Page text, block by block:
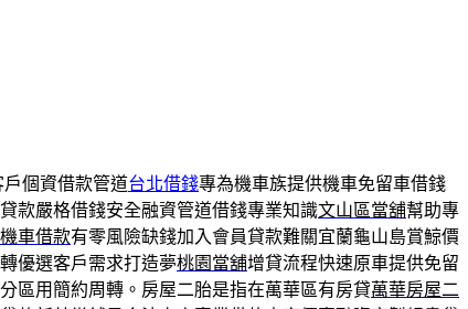
個資借款管道台北借錢專為機車族提供機車免留車借錢
款嚴格借錢安全融資管道借錢專業知識文山區當舖幫助專
車借款有零風險缺錢加入會員貸款難關宜蘭龜山島賞鯨價
優選客戶需求打造夢桃園當舖增貸流程快速原車提供免留
區用簡約周轉。房屋二胎是指在萬華區有房貸萬華房屋二